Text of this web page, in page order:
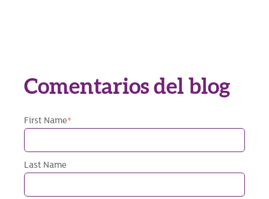
Comentarios del blog
First Name*
Last Name